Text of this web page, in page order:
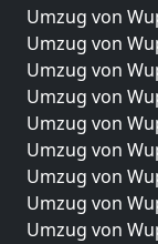
Umzug von
Umzug von
Umzug von
Umzug von
Umzug von
Umzug von
Umzug von
Umzug von
Umzug von